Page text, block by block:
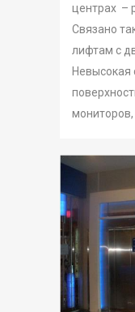
центрах –
Связано
лифтам с
Невысокая
мониторов,